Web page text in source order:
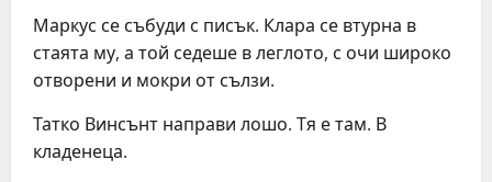
Маркус се събуди с писък. Клара се втурна в
стаята му, а той седеше в леглото, с очи широко
отворени и мокри от сълзи.
Татко Винсънт направи лошо. Тя е там. В
кладенеца.